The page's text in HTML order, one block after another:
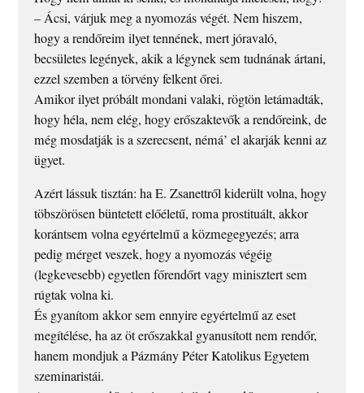
– Ácsi, várjuk meg a nyomozás végét. Nem hiszem,
hogy a rendőreim ilyet tennének, mert jóravaló,
becsületes legények, akik a légynek sem tudnának ártani,
ezzel szemben a törvény felkent őrei.
Amikor ilyet próbált mondani valaki, rögtön letámadták,
hogy héla, nem elég, hogy erőszaktevők a rendőreink, de
még mosdatják is a szerecsent, némá’ el akarják kenni az
ügyet.
Azért lássuk tisztán: ha E. Zsanettről kiderült volna, hogy
töbszörösen büntetett előéletű, roma prostituált, akkor
korántsem volna egyértelmű a közmegegyezés; arra
pedig mérget veszek, hogy a nyomozás végéig
(legkevesebb) egyetlen főrendőrt vagy minisztert sem
rúgtak volna ki.
És gyanítom akkor sem ennyire egyértelmű az eset
megítélése, ha az öt erőszakkal gyanusított nem rendőr,
hanem mondjuk a Pázmány Péter Katolikus Egyetem
szeminaristái.